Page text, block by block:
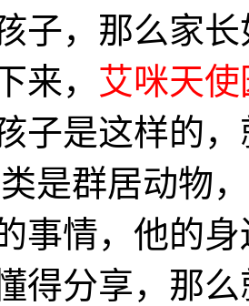
子，那么家
来， 艾咪天
子是这样的
是群居动物
事情，他的
得分享，那